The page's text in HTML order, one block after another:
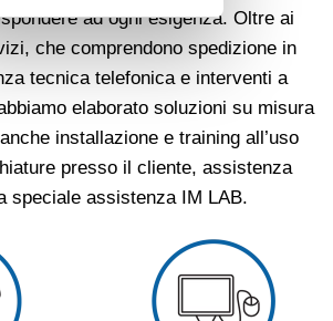
ad ogni esigenza. Oltre ai
che comprendono spedizione in
tecnica telefonica e interventi a
elaborato soluzioni su misura
installazione e training all’uso
presso il cliente, assistenza
speciale assistenza IM LAB.